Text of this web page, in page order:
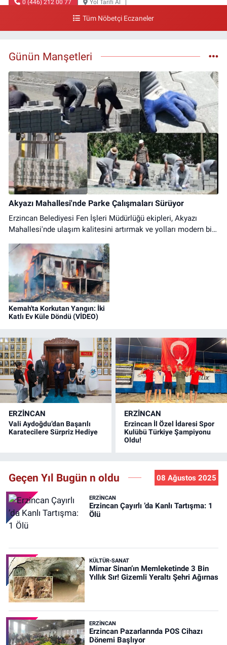
0 (446) 212 00 77 Yol Tarifi Al
0 (446) 212 10 20
Tüm Nöbetçi Eczaneler
Günün Manşetleri
Akyazı Mahallesi'nde Parke Çalışmaları Sürüyor
Erzincan Belediyesi Fen İşleri Müdürlüğü ekipleri, Akyazı
Mahallesi'nde ulaşım kalitesini artırmak ve yolları modern bir
Kemah'ta Korkutan Yangın: İki
Katlı Ev Küle Döndü (VİDEO)
ERZINCAN
Vali Aydoğdu’dan Başarılı
Karatecilere Sürpriz Hediye
ERZINCAN
Erzincan İl Özel İdaresi Spor
Kulübü Türkiye Şampiyonu
Oldu!
Geçen Yıl Bugün n oldu 08 Ağustos 2025
ERZINCAN
Erzincan Çayırlı ’da Kanlı Tartışma: 1
Ölü
KÜLTÜR-SANAT
Mimar Sinan’ın Memleketinde 3 Bin
Yıllık Sır! Gizemli Yeraltı Şehri Ağırnas
ERZINCAN
Erzincan Pazarlarında POS Cihazı
Dönemi Başlıyor